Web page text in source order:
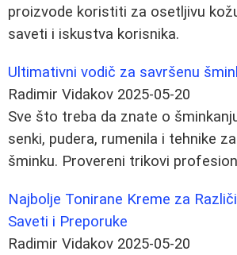
proizvode koristiti za osetljivu
saveti i iskustva korisnika.
Ultimativni vodič za savršenu
Radimir Vidakov 2025-05-20
Sve što treba da znate o
senki, pudera, rumenila i tehnike
šminku. Provereni trikovi
Najbolje Tonirane Kreme za
Saveti i Preporuke
Radimir Vidakov 2025-05-20